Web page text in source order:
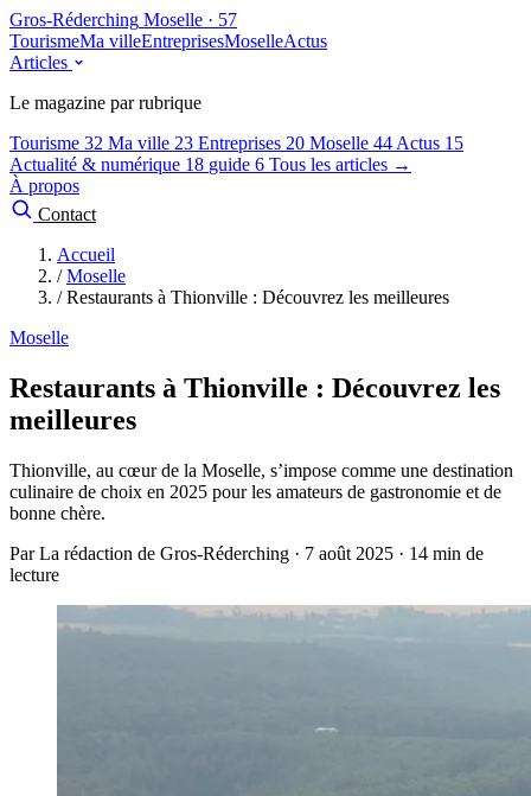
Gros-Réderching Moselle · 57
TourismeMa villeEntreprisesMoselleActus
Articles
Le magazine par rubrique
Tourisme 32 Ma ville 23 Entreprises 20 Moselle 44 Actus 15
Actualité & numérique 18 guide 6 Tous les articles →
À propos
Contact
Accueil
/ Moselle
/ Restaurants à Thionville : Découvrez les meilleures
Moselle
Restaurants à Thionville : Découvrez les
meilleures
Thionville, au cœur de la Moselle, s’impose comme une destination
culinaire de choix en 2025 pour les amateurs de gastronomie et de
bonne chère.
Par La rédaction de Gros-Réderching · 7 août 2025 · 14 min de
lecture